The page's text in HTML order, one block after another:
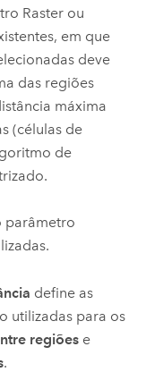
Raster ou
em que
deve
das regiões
máxima
(células de
de
parâmetro
define as
utilizadas para os
regiões e
.